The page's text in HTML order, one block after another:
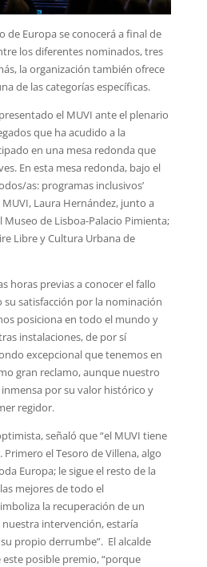
de Europa se conocerá a final de
los diferentes nominados, tres
la organización también ofrece
de las categorías específicas.
el MUVI ante el plenario
que ha acudido a la
en una mesa redonda que
En esta mesa redonda, bajo el
as: programas inclusivos’
Laura Hernández, junto a
de Lisboa-Palacio Pimienta;
Libre y Cultura Urbana de
horas previas a conocer el fallo
satisfacción por la nominación
posiciona en todo el mundo y
instalaciones, de por sí
excepcional que tenemos en
gran reclamo, aunque nuestro
por su valor histórico y
regidor.
señaló que “el MUVI tiene
el Tesoro de Villena, algo
Europa; le sigue el resto de la
mejores de todo el
la recuperación de un
intervención, estaría
propio derrumbe”. El alcalde
posible premio, “porque